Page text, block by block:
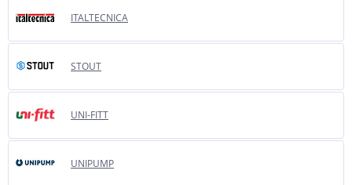
ITALTECNICA
STOUT
UNI-FITT
UNIPUMP